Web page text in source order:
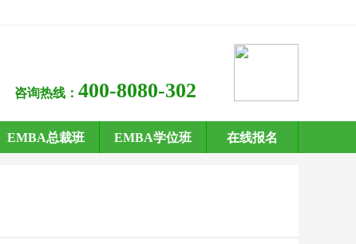
咨询热线： 400-8080-302
EMBA总裁班 EMBA学位班 在线报名